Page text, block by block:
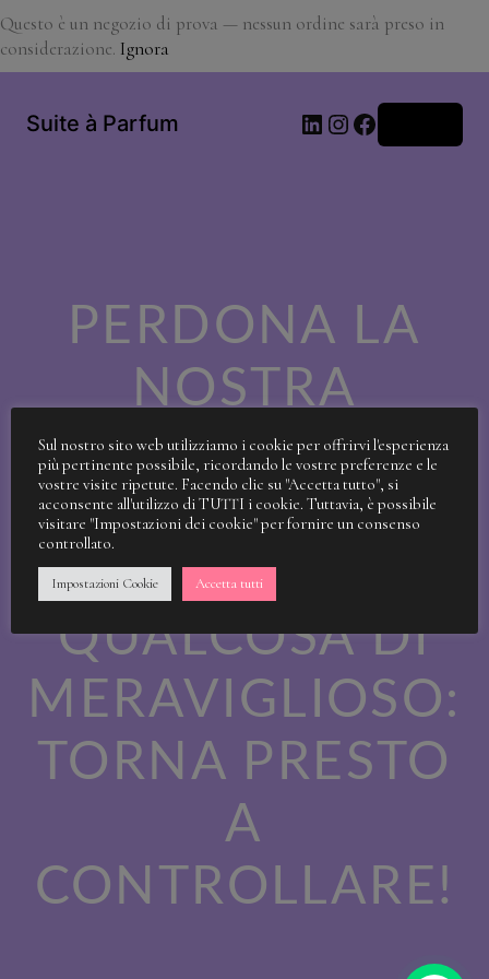
Questo è un negozio di prova — nessun ordine sarà preso in
considerazione. Ignora
Suite à Parfum LinkedIn
Instagram
Facebook
PERDONA LA
NOSTRA
SPORCIZIA!
STIAMO
LAVORANDO A
QUALCOSA DI
MERAVIGLIOSO:
TORNA PRESTO
A
CONTROLLARE!
Sul nostro sito web utilizziamo i cookie per offrirvi l'esperienza
più pertinente possibile, ricordando le vostre preferenze e le
vostre visite ripetute. Facendo clic su "Accetta tutto", si
acconsente all'utilizzo di TUTTI i cookie. Tuttavia, è possibile
visitare "Impostazioni dei cookie" per fornire un consenso
controllato.
Impostazioni Cookie Accetta tutti